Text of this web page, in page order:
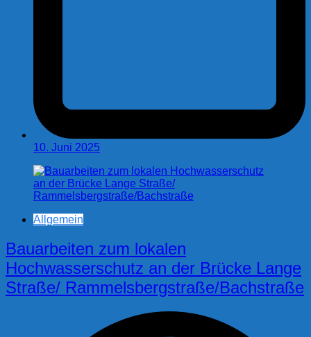
10. Juni 2025
Allgemein
Bauarbeiten zum lokalen
Hochwasserschutz an der Brücke Lange
Straße/ Rammelsbergstraße/Bachstraße